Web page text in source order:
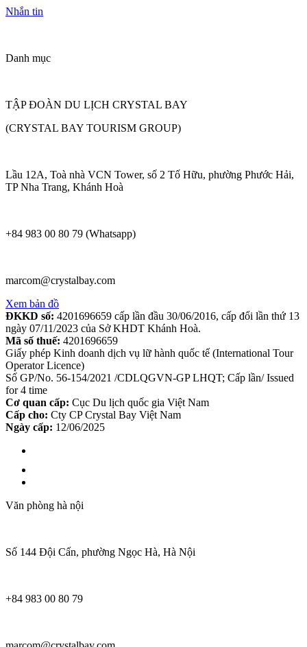
Nhắn tin
Danh mục
TẬP ĐOÀN DU LỊCH CRYSTAL BAY
(CRYSTAL BAY TOURISM GROUP)
Lầu 12A, Toà nhà VCN Tower, số 2 Tố Hữu, phường Phước Hải,
TP Nha Trang, Khánh Hoà
+84 983 00 80 79 (Whatsapp)
marcom@crystalbay.com
Xem bản đồ
ĐKKD số: 4201696659 cấp lần đầu 30/06/2016, cấp đổi lần thứ 13
ngày 07/11/2023 của Sở KHDT Khánh Hoà.
Mã số thuế: 4201696659
Giấy phép Kinh doanh dịch vụ lữ hành quốc tế (International Tour
Operator Licence)
Số GP/No. 56-154/2021 /CDLQGVN-GP LHQT; Cấp lần/ Issued
for 4 time
Cơ quan cấp: Cục Du lịch quốc gia Việt Nam
Cấp cho: Cty CP Crystal Bay Việt Nam
Ngày cấp: 12/06/2025
Văn phòng hà nội
Số 144 Đội Cấn, phường Ngọc Hà, Hà Nội
+84 983 00 80 79